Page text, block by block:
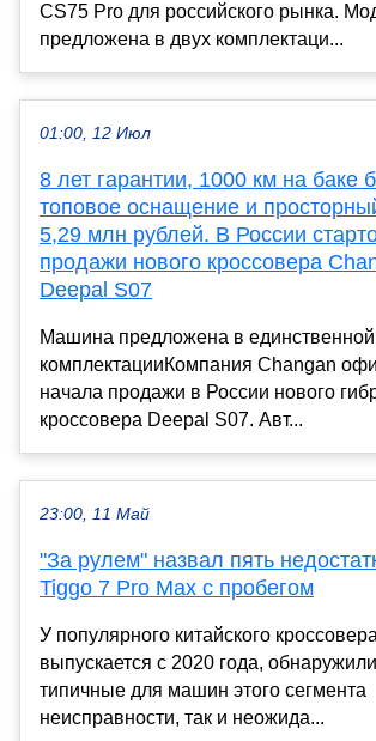
CS75 Pro для российского рынка.
предложена в двух комплектаци...
01:00, 12 Июл
8 лет гарантии, 1000 км на баке
топовое оснащение и
5,29 млн рублей. В России
продажи нового кроссовера
Deepal S07
Машина предложена в единственной
комплектацииКомпания Changan
начала продажи в России нового
кроссовера Deepal S07. Авт...
23:00, 11 Май
"За рулем" назвал пять
Tiggo 7 Pro Max с пробегом
У популярного китайского
выпускается с 2020 года,
типичные для машин этого сегмента
неисправности, так и неожида...